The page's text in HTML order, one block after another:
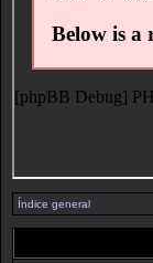
Índice general